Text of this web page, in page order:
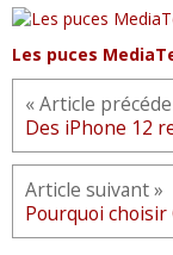
Les puces
« Article
Article suivant »